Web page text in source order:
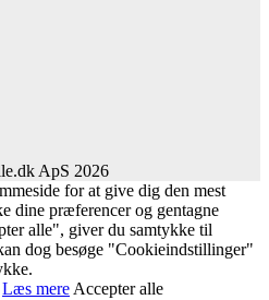
ApS 2026
for at give dig den mest
dine præferencer og gentagne
alle", giver du samtykke til
dog besøge "Cookieindstillinger"
Læs mere Accepter alle